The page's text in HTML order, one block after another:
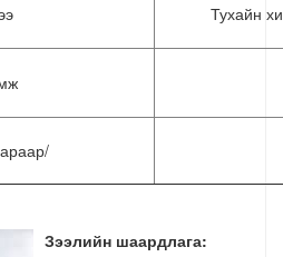
Тухайн
Зээлийн шаардлага: